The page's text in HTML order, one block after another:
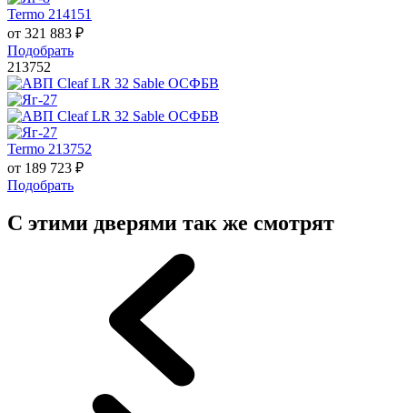
Termo 214151
от 321 883 ₽
Подобрать
213752
Termo 213752
от 189 723 ₽
Подобрать
С этими дверями так же смотрят